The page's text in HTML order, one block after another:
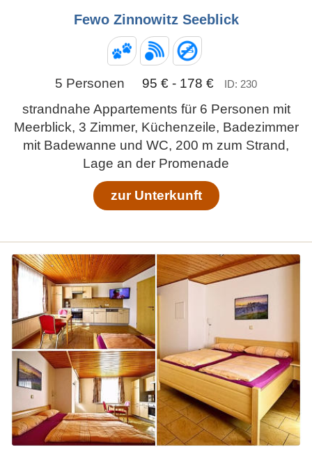
Fewo Zinnowitz Seeblick
5 Personen 95 € - 178 € ID: 230
strandnahe Appartements für 6 Personen mit
Meerblick, 3 Zimmer, Küchenzeile, Badezimmer
mit Badewanne und WC, 200 m zum Strand,
Lage an der Promenade
zur Unterkunft